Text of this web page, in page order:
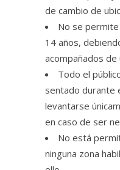
de cambio de
No se
14 años,
acompañados de
Todo el
sentado durante
levantarse
en caso de ser
No está
ninguna zona